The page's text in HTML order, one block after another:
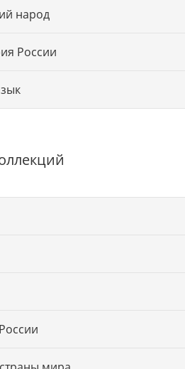
народ
России